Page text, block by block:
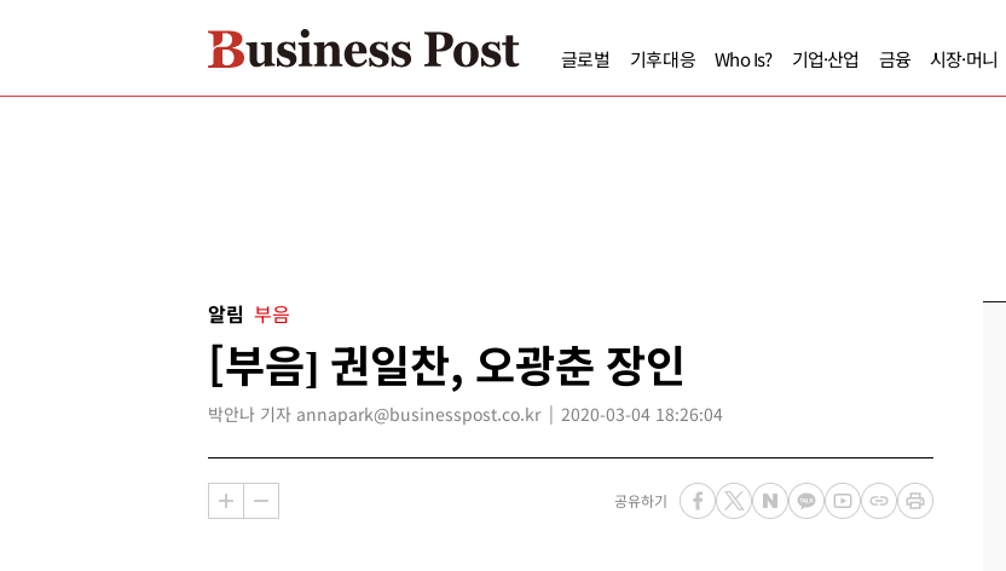
글로벌 기후대응 Who Is? 기업·산업 금융 시장·머니
알림 부음
[부음] 권일찬, 오광춘 장인
박안나 기자 annapark@businesspost.co.kr 2020-03-04 18:26:04
공유하기